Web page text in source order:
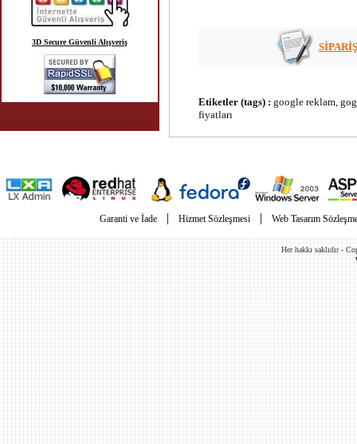
3D Secure Güvenli Alışveriş
Etiketler (tags) : google reklam,
fiyatları
Garanti ve İade | Hizmet Sözleşmesi | Web Tasarım
Her hakkı saklıdır -